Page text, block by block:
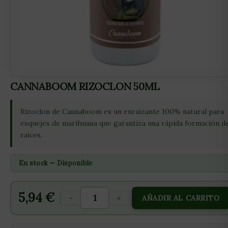
CANNABOOM RIZOCLON 50ML
Rizoclon de Cannaboom es un enraizante 100% natural para
esquejes de marihuana que garantiza una rápida formación
raíces.
En stock — Disponible
5,94 € - + AÑADIR AL CARRITO